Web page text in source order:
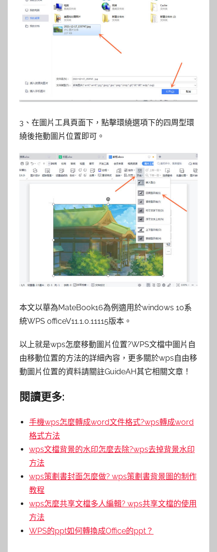
3、在圖片工具頁面下，點擊環繞選項下的四周型環
繞後拖動圖片位置即可。
本文以華為MateBook16為例適用於windows 10系
統WPS officeV11.1.0.11115版本。
以上就是wps怎麼移動圖片位置?WPS文檔中圖片自
由移動位置的方法的詳細內容，更多關於wps自由移
動圖片位置的資料請關註GuideAH其它相關文章！
閱讀更多:
手機wps怎麼轉成word文件格式?wps轉成word
格式方法
wps文檔背景的水印怎麼去除?wps去掉背景水印
方法
wps策劃書封面怎麼做? wps策劃書背景圖的制作
教程
wps怎麼共享文檔多人編輯? wps共享文檔的使用
方法
WPS的ppt如何轉換成Office的ppt？